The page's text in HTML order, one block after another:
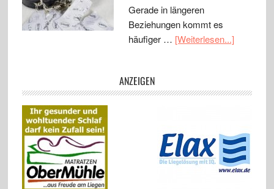
Gerade in längeren
Beziehungen kommt es
häufiger … [Weiterlesen...]
ANZEIGEN